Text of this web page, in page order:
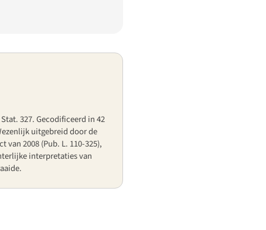
327. Gecodificeerd in 42
uitgebreid door de
van 2008 (Pub. L. 110-325),
interpretaties van